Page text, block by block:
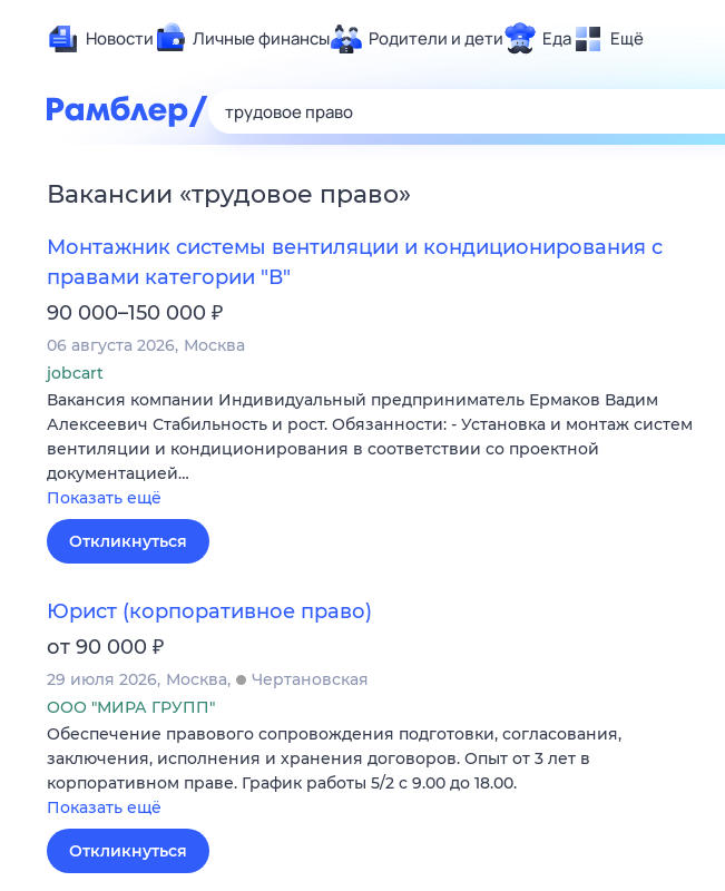
Новости Личные финансы Родители и дети Еда Ещё
Развлечения и отдых
Карьера
Гороскопы
Вакансии «трудовое право»
Монтажник системы вентиляции и кондиционирования с
правами категории "В"
90 000–150 000 ₽
06 августа 2026 Москва
jobcart
Вакансия компании Индивидуальный предприниматель Ермаков Вадим
Алексеевич Стабильность и рост. Обязанности: - Установка и монтаж систем
вентиляции и кондиционирования в соответствии со проектной
документацией…
Показать ещё
Откликнуться
Юрист (корпоративное право)
от 90 000 ₽
29 июля 2026 Москва
Чертановская
ООО "МИРА ГРУПП"
Обеспечение правового сопровождения подготовки, согласования,
заключения, исполнения и хранения договоров. Опыт от 3 лет в
корпоративном праве. График работы 5/2 с 9.00 до 18.00.
Показать ещё
Откликнуться